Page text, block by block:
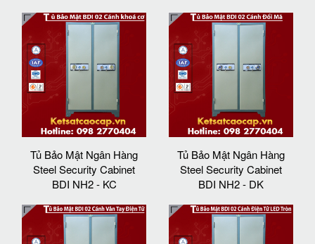
Tủ Bảo Mật Ngân Hàng
Steel Security Cabinet
BDI NH2 - KC
Tủ Bảo Mật Ngân Hàng
Steel Security Cabinet
BDI NH2 - DK